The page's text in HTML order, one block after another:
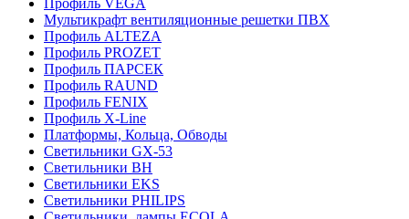
Профиль VEGA
Мультикрафт вентиляционные решетки ПВХ
Профиль ALTEZA
Профиль PROZET
Профиль ПАРСЕК
Профиль RAUND
Профиль FENIX
Профиль Х-Line
Платформы, Кольца, Обводы
Светильники GX-53
Светильники BH
Светильники EKS
Светильники PHILIPS